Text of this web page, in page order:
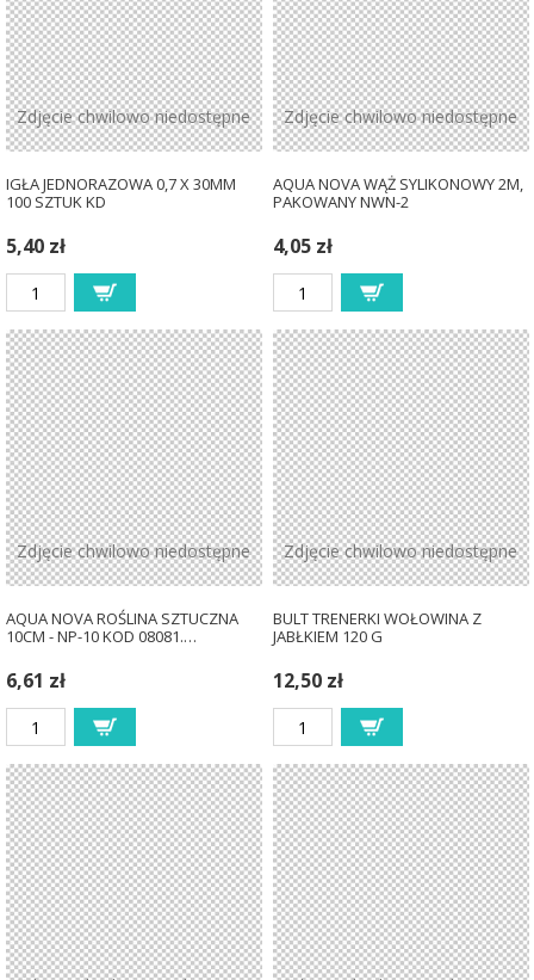
Zdjęcie chwilowo niedostępne
IGŁA JEDNORAZOWA 0,7 X 30MM
100 SZTUK KD
5,40 zł
Zdjęcie chwilowo niedostępne
AQUA NOVA WĄŻ SYLIKONOWY 2M,
PAKOWANY NWN-2
4,05 zł
Zdjęcie chwilowo niedostępne
AQUA NOVA ROŚLINA SZTUCZNA
10CM - NP-10 KOD 08081.…
6,61 zł
Zdjęcie chwilowo niedostępne
BULT TRENERKI WOŁOWINA Z
JABŁKIEM 120 G
12,50 zł